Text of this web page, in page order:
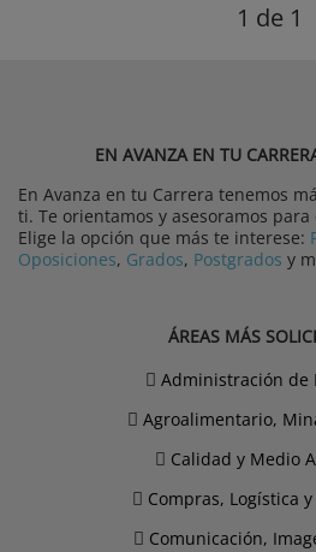
1 de 1
EN AVANZA EN TU
En Avanza en tu Carrera tenemos
ti. Te orientamos y asesoramos
Elige la opción que más te interese:
Oposiciones, Grados, Postgrados y
ÁREAS MÁS
Administración de
Agroalimentario,
Calidad y Medio
Compras, Logística
Comunicación,